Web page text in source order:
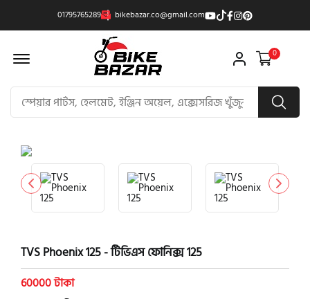
01795765289 bikebazar.co@gmail.com
Offcanvas Menu Open 0
product view
TVS Phoenix 125 - টিভিএস ফোনিক্স 125
60000 টাকা